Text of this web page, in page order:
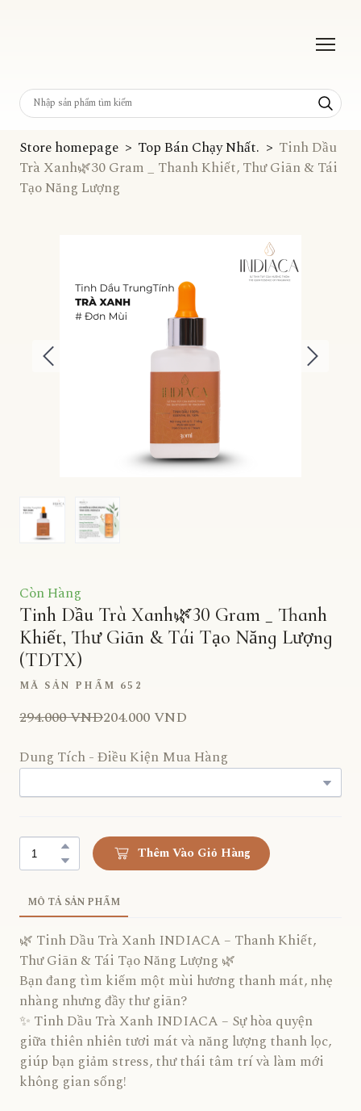
Store homepage Top Bán Chạy Nhất.
Tinh Dầu
Trà Xanh🌿30 Gram _ Thanh Khiết, Thư Giãn & Tái
Tạo Năng Lượng
Còn Hàng
Tinh Dầu Trà Xanh🌿30 Gram _ Thanh
Khiết, Thư Giãn & Tái Tạo Năng Lượng
(TDTX)
MÃ SẢN PHẨM 652
294.000 VND204.000 VND
Dung Tích - Điều Kiện Mua Hàng
Thêm Vào Giỏ Hàng
MÔ TẢ SẢN PHẨM
🌿 Tinh Dầu Trà Xanh INDIACA – Thanh Khiết,
Thư Giãn & Tái Tạo Năng Lượng 🌿
Bạn đang tìm kiếm một mùi hương thanh mát, nhẹ
nhàng nhưng đầy thư giãn?
✨ Tinh Dầu Trà Xanh INDIACA – Sự hòa quyện
giữa thiên nhiên tươi mát và năng lượng thanh lọc,
giúp bạn giảm stress, thư thái tâm trí và làm mới
không gian sống!